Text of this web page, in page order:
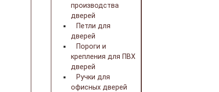
производства
дверей
Петли для
дверей
Пороги и
крепления для ПВХ
дверей
Ручки для
офисных дверей